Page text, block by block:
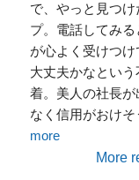
で、やっと見つ
プ。電話してみ
が心よく受けつ
大丈夫かなとい
着。美人の社長
なく信用がおけ
more
More